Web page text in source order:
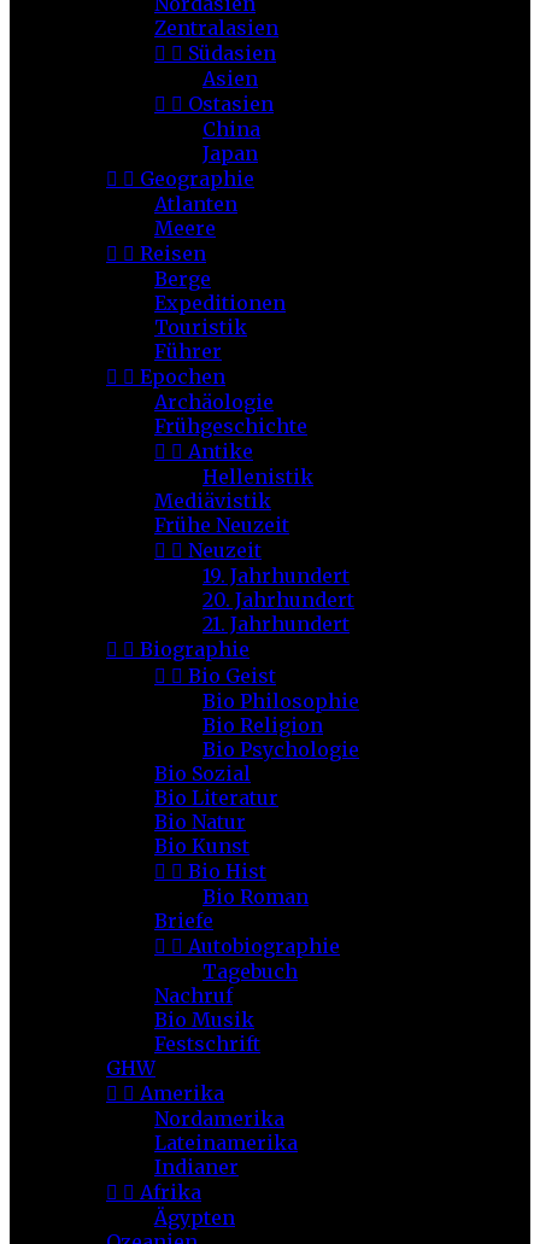
Zentralasien
  Südasien
Asien
  Ostasien
China
Japan
  Geographie
Atlanten
Meere
  Reisen
Berge
Expeditionen
Touristik
Führer
  Epochen
Archäologie
Frühgeschichte
  Antike
Hellenistik
Mediävistik
Frühe Neuzeit
  Neuzeit
19. Jahrhundert
20. Jahrhundert
21. Jahrhundert
  Biographie
  Bio Geist
Bio Philosophie
Bio Religion
Bio Psychologie
Bio Sozial
Bio Literatur
Bio Natur
Bio Kunst
  Bio Hist
Bio Roman
Briefe
  Autobiographie
Tagebuch
Nachruf
Bio Musik
Festschrift
GHW
  Amerika
Nordamerika
Lateinamerika
Indianer
  Afrika
Ägypten